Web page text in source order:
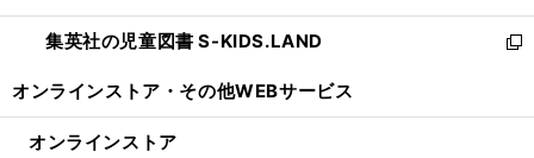
開
く
ウ
で
ン
ド
開
し
い
ン
集英社の児童図書 S-KIDS.LAND
新
ウ
オンラインストア・ その他WEBサービス
オンラインストア